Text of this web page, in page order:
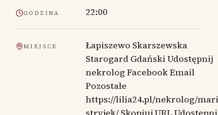
GODZINA 22:00
MIEJSCE
Łapiszewo Skarszewska
Starogard Gdański Udostępnij
nekrolog Facebook Email
Pozostałe
https://lilia24.pl/nekrolog/